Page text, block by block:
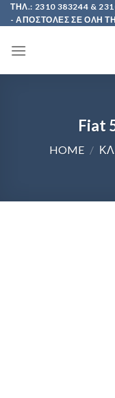
Skip
to
ΤΗΛ.: 2310 383244 &
- ΑΠΟΣΤΟΛΕΣ ΣΕ ΟΛΗ
Fiat
HOME /